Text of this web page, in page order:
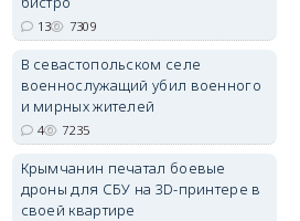
13 7309
В севастопольском селе
военнослужащий убил военного
и мирных жителей
4 7235
Крымчанин печатал боевые
дроны для СБУ на 3D-принтере в
своей квартире